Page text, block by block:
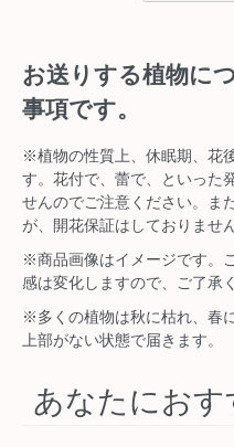
お送りする植物に
事項です。
※植物の性質上、休眠期、花
す。花付で、蕾で、といった
せんのでご注意ください。ま
が、開花保証はしておりませ
※商品画像はイメージです。
感は変化しますので、ご了承
※多くの植物は秋に枯れ、春
上部がない状態で届きます。
あなたにおす